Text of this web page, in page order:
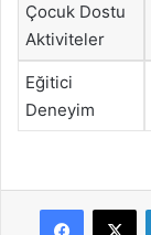
Çocuk Dostu
Aktiviteler
Eğitici
Deneyim
Facebook
X